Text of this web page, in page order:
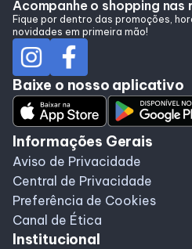
Programa de Benefícios
Acompanhe o shopping nas
Fique por dentro das promoções,
novidades em primeira mão!
Baixe o nosso aplicativo
Informações Gerais
Aviso de Privacidade
Central de Privacidade
Preferência de Cookies
Canal de Ética
Institucional